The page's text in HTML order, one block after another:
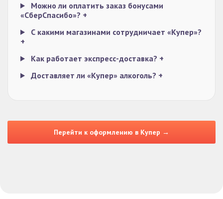
Можно ли оплатить заказ бонусами
«СберСпасибо»? +
С какими магазинами сотрудничает «Купер»?
+
Как работает экспресс-доставка? +
Доставляет ли «Купер» алкоголь? +
Перейти к оформлению в Купер →